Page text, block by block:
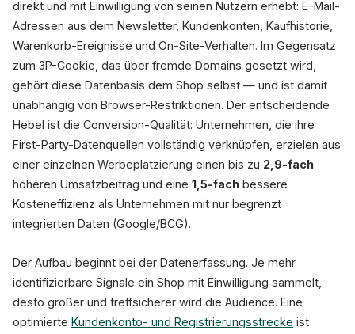
direkt und mit Einwilligung von seinen Nutzern erhebt: E-Mail-
Adressen aus dem Newsletter, Kundenkonten, Kaufhistorie,
Warenkorb-Ereignisse und On-Site-Verhalten. Im Gegensatz
zum 3P-Cookie, das über fremde Domains gesetzt wird,
gehört diese Datenbasis dem Shop selbst — und ist damit
unabhängig von Browser-Restriktionen. Der entscheidende
Hebel ist die Conversion-Qualität: Unternehmen, die ihre
First-Party-Datenquellen vollständig verknüpfen, erzielen aus
einer einzelnen Werbeplatzierung einen bis zu 2,9-fach
höheren Umsatzbeitrag und eine 1,5-fach bessere
Kosteneffizienz als Unternehmen mit nur begrenzt
integrierten Daten (Google/BCG).
Der Aufbau beginnt bei der Datenerfassung. Je mehr
identifizierbare Signale ein Shop mit Einwilligung sammelt,
desto größer und treffsicherer wird die Audience. Eine
optimierte Kundenkonto- und Registrierungsstrecke ist